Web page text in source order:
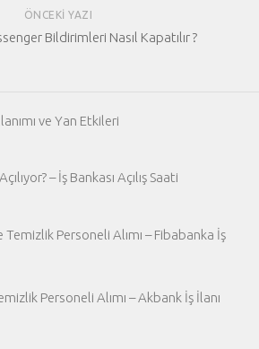
ÖNCEKI YAZI
Bildirimleri Nasıl Kapatılır ?
ve Yan Etkileri
– İş Bankası Açılış Saati
Temizlik Personeli Alımı – Fibabanka İş
Personeli Alımı – Akbank İş İlanı